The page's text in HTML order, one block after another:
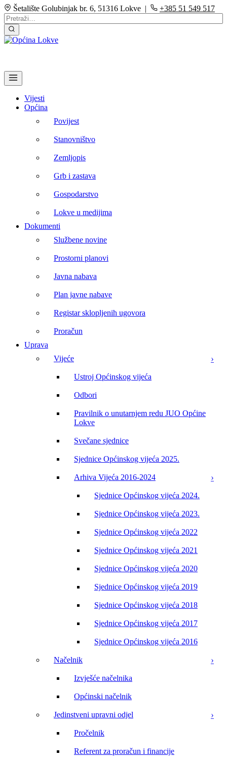
Šetalište Golubinjak br. 6, 51316 Lokve | +385 51 549 517
Vijesti
Općina
Povijest
Stanovništvo
Zemljopis
Grb i zastava
Gospodarstvo
Lokve u medijima
Dokumenti
Službene novine
Prostorni planovi
Javna nabava
Plan javne nabave
Registar sklopljenih ugovora
Proračun
Uprava
Vijeće
Ustroj Općinskog vijeća
Odbori
Pravilnik o unutarnjem redu JUO Općine
Lokve
Svečane sjednice
Sjednice Općinskog vijeća 2025.
Arhiva Vijeća 2016-2024
Sjednice Općinskog vijeća 2024.
Sjednice Općinskog vijeća 2023.
Sjednice Općinskog vijeća 2022
Sjednice Općinskog vijeća 2021
Sjednice Općinskog vijeća 2020
Sjednice Općinskog vijeća 2019
Sjednice Općinskog vijeća 2018
Sjednice Općinskog vijeća 2017
Sjednice Općinskog vijeća 2016
Načelnik
Izvješće načelnika
Općinski načelnik
Jedinstveni upravni odjel
Pročelnik
Referent za proračun i financije